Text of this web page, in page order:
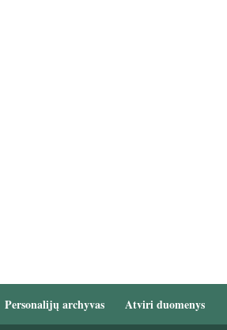
Personalijų archyvas Atviri duomenys